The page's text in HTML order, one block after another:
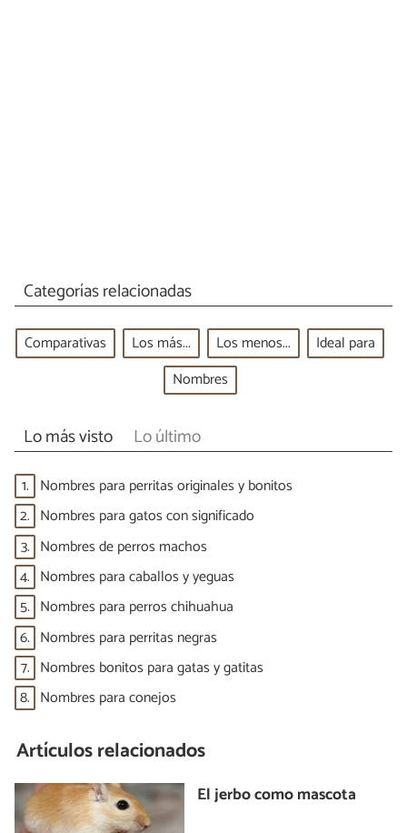
Categorías relacionadas
Comparativas Los más... Los menos...
Ideal para
Nombres
Lo más visto Lo último
1. Nombres para perritas originales y bonitos
2. Nombres para gatos con significado
3. Nombres de perros machos
4. Nombres para caballos y yeguas
5. Nombres para perros chihuahua
6. Nombres para perritas negras
7. Nombres bonitos para gatas y gatitas
8. Nombres para conejos
Artículos relacionados
El jerbo como mascota